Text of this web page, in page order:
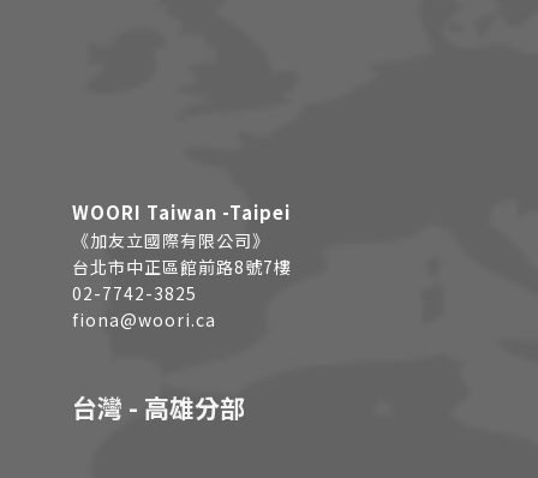
WOORI Taiwan -Taipei
《加友立國際有限公司》
台北市中正區館前路8號7樓
02-7742-3825
fiona@woori.ca
台灣 - 高雄分部